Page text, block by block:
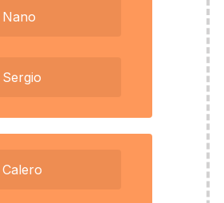
Nano
Sergio
Calero